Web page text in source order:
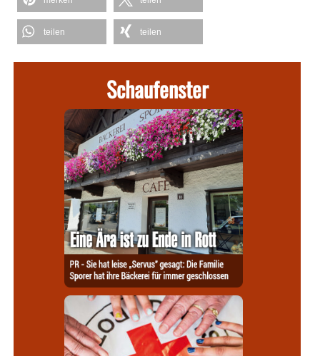
teilen teilen
Schaufenster